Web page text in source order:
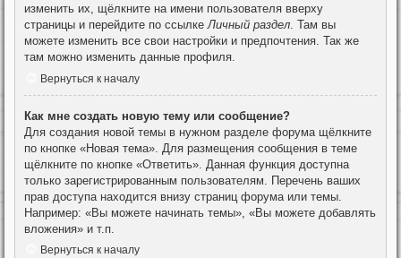
изменить их, щёлкните на имени пользователя вверху
страницы и перейдите по ссылке Личный раздел . Там вы
можете изменить все свои настройки и предпочтения. Так же
там можно изменить данные профиля.
Вернуться к началу
Как мне создать новую тему или сообщение?
Для создания новой темы в нужном разделе форума щёлкните
по кнопке «Новая тема». Для размещения сообщения в теме
щёлкните по кнопке «Ответить». Данная функция доступна
только зарегистрированным пользователям. Перечень ваших
прав доступа находится внизу страниц форума или темы.
Например: «Вы можете начинать темы», «Вы можете добавлять
вложения» и т.п.
Вернуться к началу